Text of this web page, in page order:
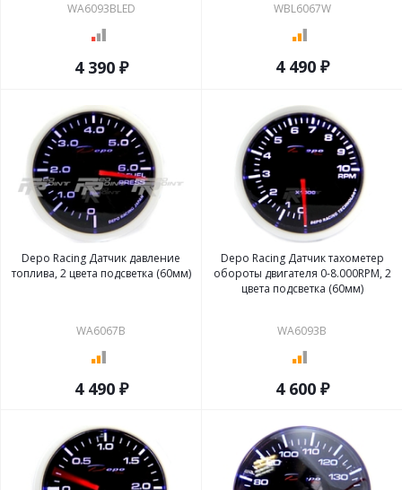
WA6093BLED
4 390 ₽
WBL6067W
4 490 ₽
Depo Racing Датчик давление
топлива, 2 цвета подсветка (60мм)
WA6067B
4 490 ₽
Depo Racing Датчик тахометер
обороты двигателя 0-8.000RPM, 2
цвета подсветка (60мм)
WA6093B
4 600 ₽